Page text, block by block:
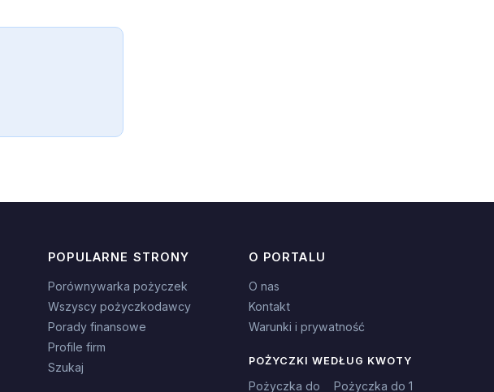
POPULARNE STRONY
Porównywarka pożyczek
Wszyscy pożyczkodawcy
Porady finansowe
Profile firm
Szukaj
O PORTALU
O nas
Kontakt
Warunki i prywatność
POŻYCZKI WEDŁUG KWOTY
Pożyczka do Pożyczka do 1